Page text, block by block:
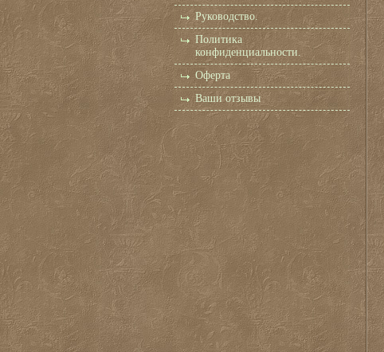
Руководство.
Политика
конфиденциальности.
Оферта
Ваши отзывы